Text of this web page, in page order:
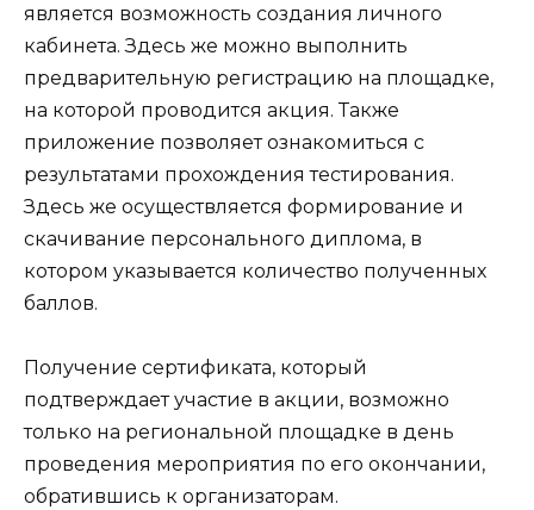
является возможность создания личного
кабинета. Здесь же можно выполнить
предварительную регистрацию на площадке,
на которой проводится акция. Также
приложение позволяет ознакомиться с
результатами прохождения тестирования.
Здесь же осуществляется формирование и
скачивание персонального диплома, в
котором указывается количество полученных
баллов.
Получение сертификата, который
подтверждает участие в акции, возможно
только на региональной площадке в день
проведения мероприятия по его окончании,
обратившись к организаторам.